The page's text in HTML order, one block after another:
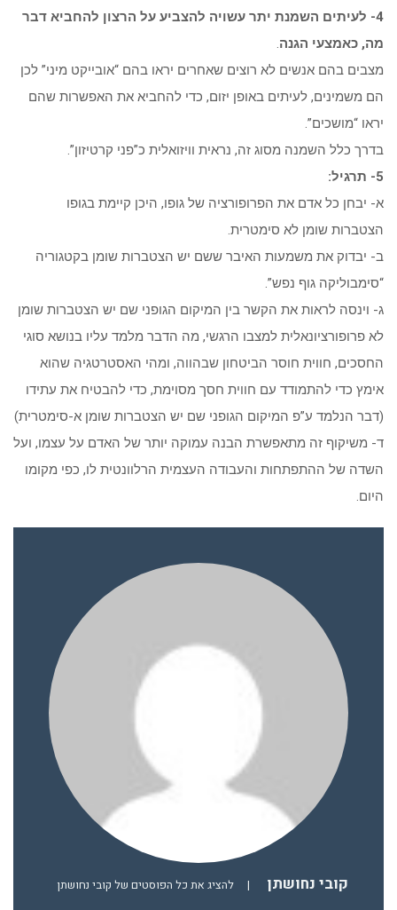
4- לעיתים השמנת יתר עשויה להצביע על הרצון להחביא דבר
מה, כאמצעי הגנה.
מצבים בהם אנשים לא רוצים שאחרים יראו בהם “אובייקט מיני” לכן
הם משמינים, לעיתים באופן יזום, כדי להחביא את האפשרות שהם
יראו “מושכים”.
בדרך כלל השמנה מסוג זה, נראית וויזואלית כ”פני קרטיזון”.
5- תרגיל:
א- יבחן כל אדם את הפרופורציה של גופו, היכן קיימת בגופו
הצטברות שומן לא סימטרית.
ב- יבדוק את משמעות האיבר ששם יש הצטברות שומן בקטגוריה
“סימבוליקה גוף נפש”.
ג- וינסה לראות את הקשר בין המיקום הגופני שם יש הצטברות שומן
לא פרופורציונאלית למצבו הרגשי, מה הדבר מלמד עליו בנושא סוגי
החסכים, חווית חוסר הביטחון שבהווה, ומהי האסטרטגיה שהוא
אימץ כדי להתמודד עם חווית חסך מסוימת, כדי להבטיח את עתידו
(דבר הנלמד ע”פ המיקום הגופני שם יש הצטברות שומן א-סימטרית)
ד- משיקוף זה מתאפשרת הבנה עמוקה יותר של האדם על עצמו, ועל
השדה של ההתפתחות והעבודה העצמית הרלוונטית לו, כפי מקומו
היום.
קובי נחושתן | להציג את כל הפוסטים של קובי נחושתן